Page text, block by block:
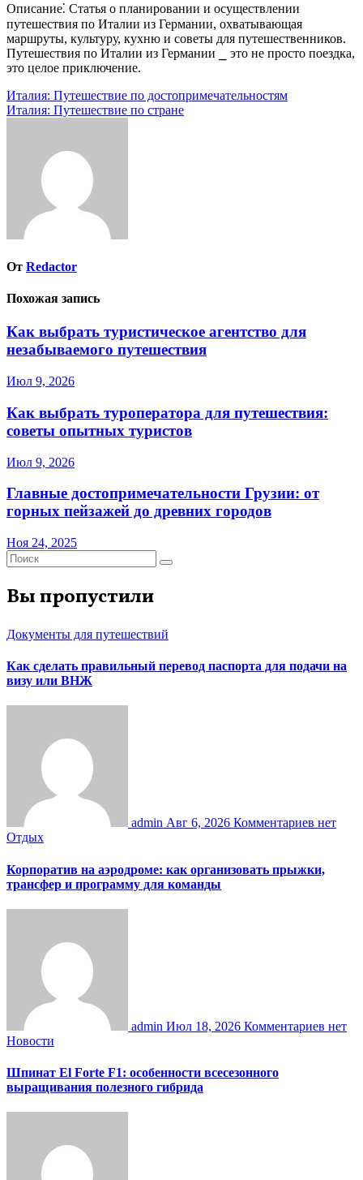
Описание⁚ Статья о планировании и осуществлении
путешествия по Италии из Германии, охватывающая
маршруты, культуру, кухню и советы для путешественников.
Путешествия по Италии из Германии ⎯ это не просто поездка,
это целое приключение.
Навигация
по
Италия: Путешествие по достопримечательностям
Италия: Путешествие по стране
От Redactor
Похожая запись
Как выбрать туристическое агентство для
незабываемого путешествия
Июл 9, 2026
Как выбрать туроператора для путешествия:
советы опытных туристов
Июл 9, 2026
Главные достопримечательности Грузии: от
горных пейзажей до древних городов
Ноя 24, 2025
Вы пропустили
Документы для путешествий
Как сделать правильный перевод паспорта для подачи на
визу или ВНЖ
admin Авг 6, 2026 Комментариев нет
Отдых
Корпоратив на аэродроме: как организовать прыжки,
трансфер и программу для команды
admin Июл 18, 2026 Комментариев нет
Новости
Шпинат El Forte F1: особенности всесезонного
выращивания полезного гибрида